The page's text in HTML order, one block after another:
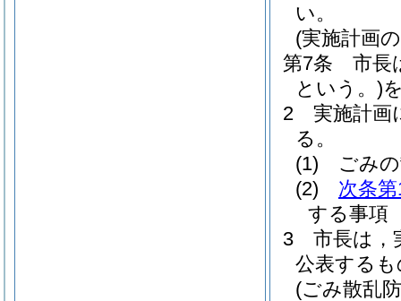
い。
(実施計画
第7条
市長
という。)
2
実施計画
る。
(1)
ごみ
(2)
次条
する事項
3
市長は，
公表する
(ごみ散乱